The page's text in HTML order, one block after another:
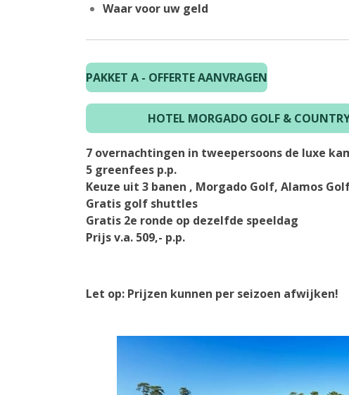
Waar voor uw geld
PAKKET A - OFFERTE AANVRAGEN
HOTEL MORGADO GOLF &
7 overnachtingen in tweepersoons de luxe
5 greenfees p.p.
Keuze uit 3 banen , Morgado Golf, Alamos
Gratis golf shuttles
Gratis 2e ronde op dezelfde speeldag
Prijs v.a. 509,- p.p.
Let op: Prijzen kunnen per seizoen afwijken!